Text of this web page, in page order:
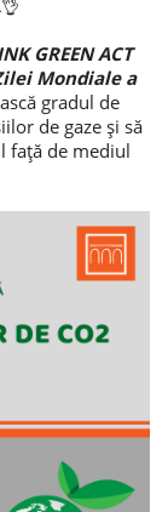
GREEN ACT
Mondiale a
gradul de
de gaze și să
față de mediul